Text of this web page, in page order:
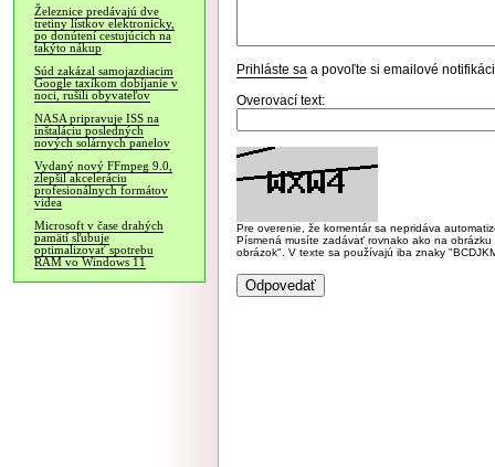
Železnice predávajú dve
tretiny lístkov elektronicky,
po donútení cestujúcich na
takýto nákup
Súd zakázal samojazdiacim
Google taxíkom dobíjanie v
noci, rušili obyvateľov
NASA pripravuje ISS na
inštaláciu posledných
nových solárnych panelov
Vydaný nový FFmpeg 9.0,
zlepšil akceleráciu
profesionálnych formátov
videa
Microsoft v čase drahých
pamätí sľubuje
optimalizovať spotrebu
RAM vo Windows 11
Prihláste sa a povoľte si emailové
Overovací text:
Pre overenie, že komentár sa nepridáva
Písmená musíte zadávať rovnako ako na
obrázok". V texte sa používajú iba znaky